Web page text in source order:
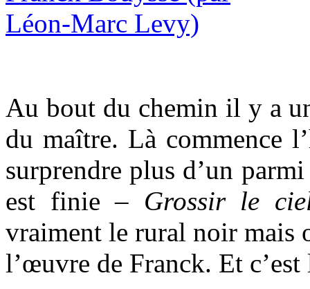
Au bout du chemin il y a
du maître. Là commence
surprendre plus d’un
est finie – Grossir le
vraiment le rural noir mais
l’œuvre de Franck. Et